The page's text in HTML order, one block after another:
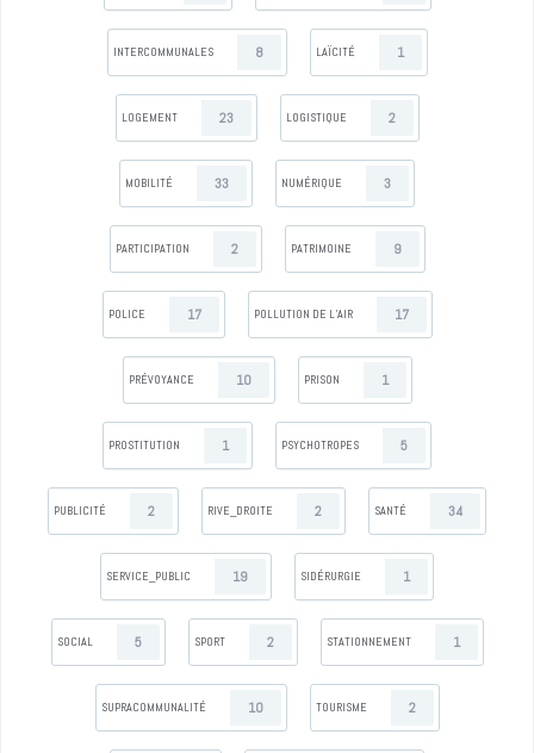
INTERCOMMUNALES 8 LAÏCITÉ 1
LOGEMENT 23 LOGISTIQUE 2
MOBILITÉ 33 NUMÉRIQUE 3
PARTICIPATION 2 PATRIMOINE 9
POLICE 17 POLLUTION DE L’AIR 17
PRÉVOYANCE 10 PRISON 1
PROSTITUTION 1 PSYCHOTROPES 5
PUBLICITÉ 2 RIVE_DROITE 2 SANTÉ 34
SERVICE_PUBLIC 19 SIDÉRURGIE 1
SOCIAL 5 SPORT 2 STATIONNEMENT 1
SUPRACOMMUNALITÉ 10 TOURISME 2